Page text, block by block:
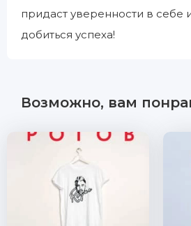
придаст уверенности в себе
добиться успеха!
Возможно, вам